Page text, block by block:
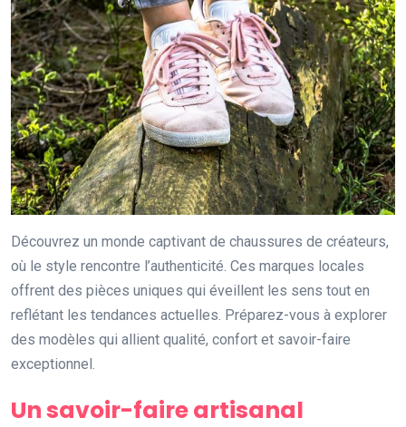
Découvrez un monde captivant de chaussures de créateurs,
où le style rencontre l’authenticité. Ces marques locales
offrent des pièces uniques qui éveillent les sens tout en
reflétant les tendances actuelles. Préparez-vous à explorer
des modèles qui allient qualité, confort et savoir-faire
exceptionnel.
Un savoir-faire artisanal